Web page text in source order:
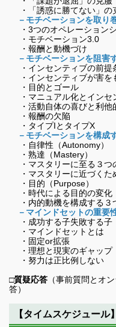
・「誘惑に勝てない」の
－モチベーションを取り
・3つのオペレーション
・モチベーション3.0
・報酬と動機づけ
－モチベーションを阻害
・インセンティブの前提
・インセンティブが害を
・目的とゴール
・マニュアル化とインセ
・活動自体の喜びと利他
・報酬の欠陥
・タイプIとタイプX
－モチベーションを構成
・自律性（Autonomy）
・熟達（Mastery）
・マスタリーに至る３つ
・マスタリーに近づくた
・目的（Purpose）
・時代による目的の変化
・内的動機を構成する３
－マインドセットの重要
・成功する子失敗する子
・マインドセットとは
・固定or拡張
・理想と現実のギャップ
・努力は正比例しない
□質疑応答 （事前質問とオ
答）
【タイムスケジュール】